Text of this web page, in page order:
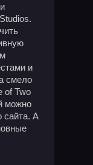
и
смело
of Two
можно
сайта. А